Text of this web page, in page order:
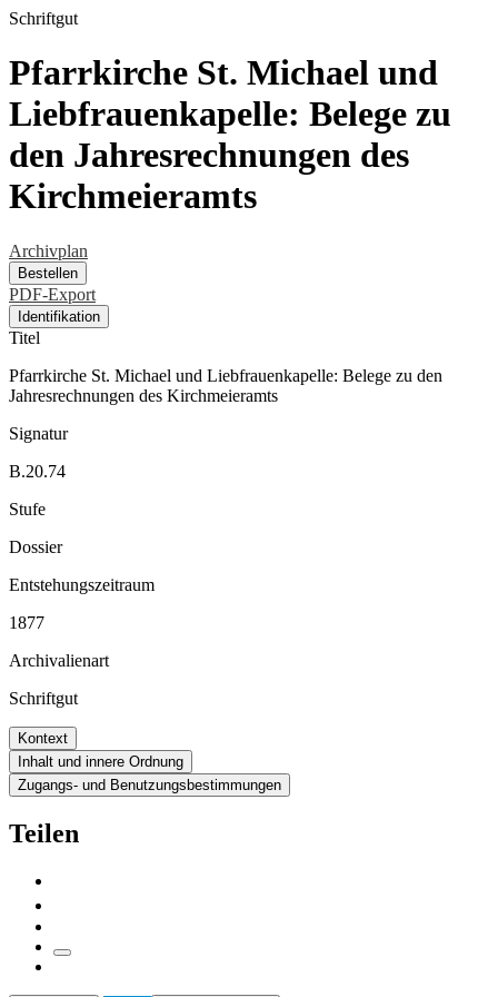
Schriftgut
Pfarrkirche St. Michael und
Liebfrauenkapelle: Belege zu
den Jahresrechnungen des
Kirchmeieramts
Archivplan
Bestellen
PDF-Export
Identifikation
Titel
Pfarrkirche St. Michael und Liebfrauenkapelle: Belege zu den
Jahresrechnungen des Kirchmeieramts
Signatur
B.20.74
Stufe
Dossier
Entstehungszeitraum
1877
Archivalienart
Schriftgut
Kontext
Inhalt und innere Ordnung
Zugangs- und Benutzungsbestimmungen
Teilen